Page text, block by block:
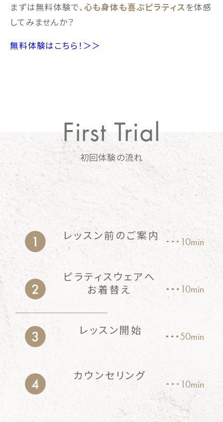
まずは無料体験で、心も身体も喜ぶピラティス を体感
してみませんか？
無料体験はこちら！＞＞
First Trial
初回体験の流れ
レッスン前のご案内 10min
ピラティスウェアへ
お着替え
10min
レッスン開始 50min
カウンセリング
10min